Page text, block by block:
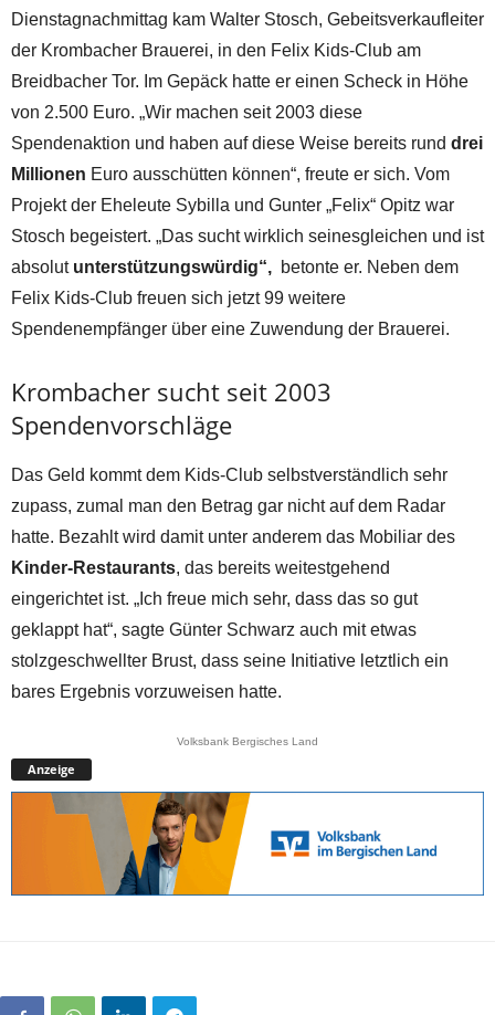
Dienstagnachmittag kam Walter Stosch, Gebeitsverkaufleiter
der Krombacher Brauerei, in den Felix Kids-Club am
Breidbacher Tor. Im Gepäck hatte er einen Scheck in Höhe
von 2.500 Euro. „Wir machen seit 2003 diese
Spendenaktion und haben auf diese Weise bereits rund drei
Millionen Euro ausschütten können“, freute er sich. Vom
Projekt der Eheleute Sybilla und Gunter „Felix“ Opitz war
Stosch begeistert. „Das sucht wirklich seinesgleichen und ist
absolut unterstützungswürdig“, betonte er. Neben dem
Felix Kids-Club freuen sich jetzt 99 weitere
Spendenempfänger über eine Zuwendung der Brauerei.
Krombacher sucht seit 2003
Spendenvorschläge
Das Geld kommt dem Kids-Club selbstverständlich sehr
zupass, zumal man den Betrag gar nicht auf dem Radar
hatte. Bezahlt wird damit unter anderem das Mobiliar des
Kinder-Restaurants, das bereits weitestgehend
eingerichtet ist. „Ich freue mich sehr, dass das so gut
geklappt hat“, sagte Günter Schwarz auch mit etwas
stolzgeschwellter Brust, dass seine Initiative letztlich ein
bares Ergebnis vorzuweisen hatte.
Volksbank Bergisches Land
Anzeige